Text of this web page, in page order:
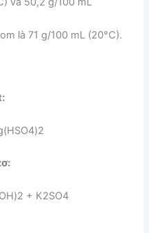
là 71 g/100 mL (20°C).
+ K2SO4